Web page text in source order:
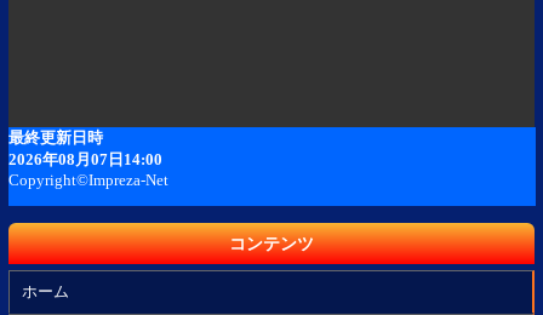
コンテンツ
ホーム